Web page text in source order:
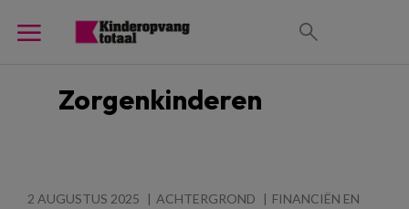
Zorgenkinderen
2 AUGUSTUS 2025 ACHTERGROND
FINANCIËN EN